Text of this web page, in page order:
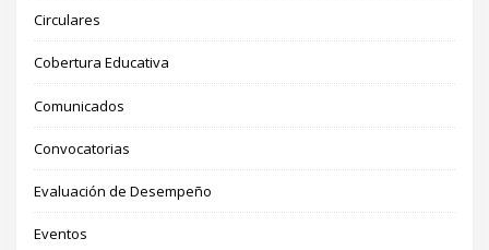
Circulares
Cobertura Educativa
Comunicados
Convocatorias
Evaluación de Desempeño
Eventos